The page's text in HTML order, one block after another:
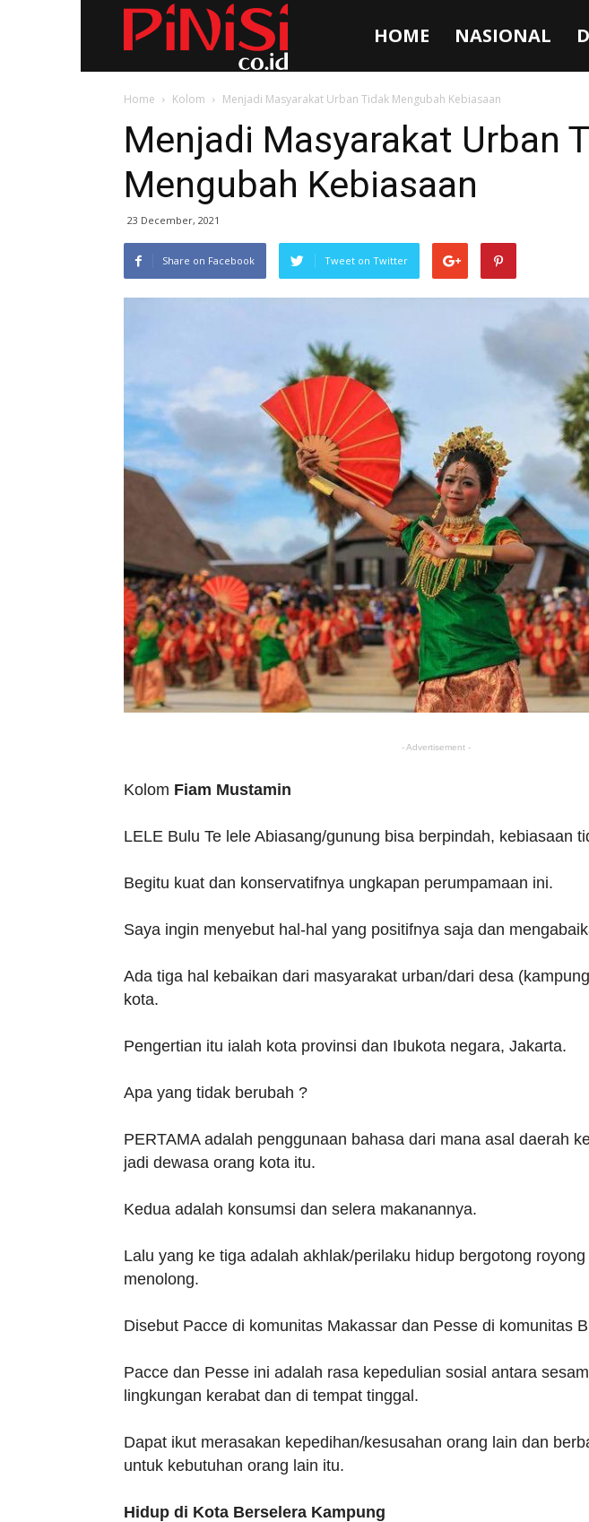
HOME NASIONAL
Home Kolom Menjadi Masyarakat Urban Tidak Mengubah Kebiasaan
Menjadi Masyarakat Urban
Mengubah Kebiasaan
23 December, 2021
Share on Facebook Tweet on Twitter
- Advertisement -
Kolom Fiam Mustamin
LELE Bulu Te lele Abiasang/gunung bisa berpindah, kebiasaan
Begitu kuat dan konservatifnya ungkapan perumpamaan ini.
Saya ingin menyebut hal-hal yang positifnya saja dan
Ada tiga hal kebaikan dari masyarakat urban/dari desa
kota.
Pengertian itu ialah kota provinsi dan Ibukota negara, Jakarta.
Apa yang tidak berubah ?
PERTAMA adalah penggunaan bahasa dari mana asal daerah
jadi dewasa orang kota itu.
Kedua adalah konsumsi dan selera makanannya.
Lalu yang ke tiga adalah akhlak/perilaku hidup bergotong
menolong.
Disebut Pacce di komunitas Makassar dan Pesse di komunitas
Pacce dan Pesse ini adalah rasa kepedulian sosial antara
lingkungan kerabat dan di tempat tinggal.
Dapat ikut merasakan kepedihan/kesusahan orang lain dan
untuk kebutuhan orang lain itu.
Hidup di Kota Berselera Kampung